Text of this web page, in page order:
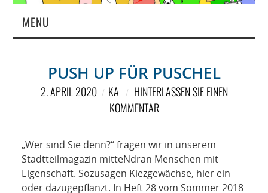
MENU
MAGAZIN
RUBRIKEN
NETZWERK
PUSH UP FÜR PUSCHEL
2. APRIL 2020 KA
HINTERLASSEN SIE EINEN
KOMMENTAR
„Wer sind Sie denn?“ fragen wir in unserem
Stadtteilmagazin mitteNdran Menschen mit
Eigenschaft. Sozusagen Kiezgewächse, hier ein-
oder dazugepflanzt. In Heft 28 vom Sommer 2018